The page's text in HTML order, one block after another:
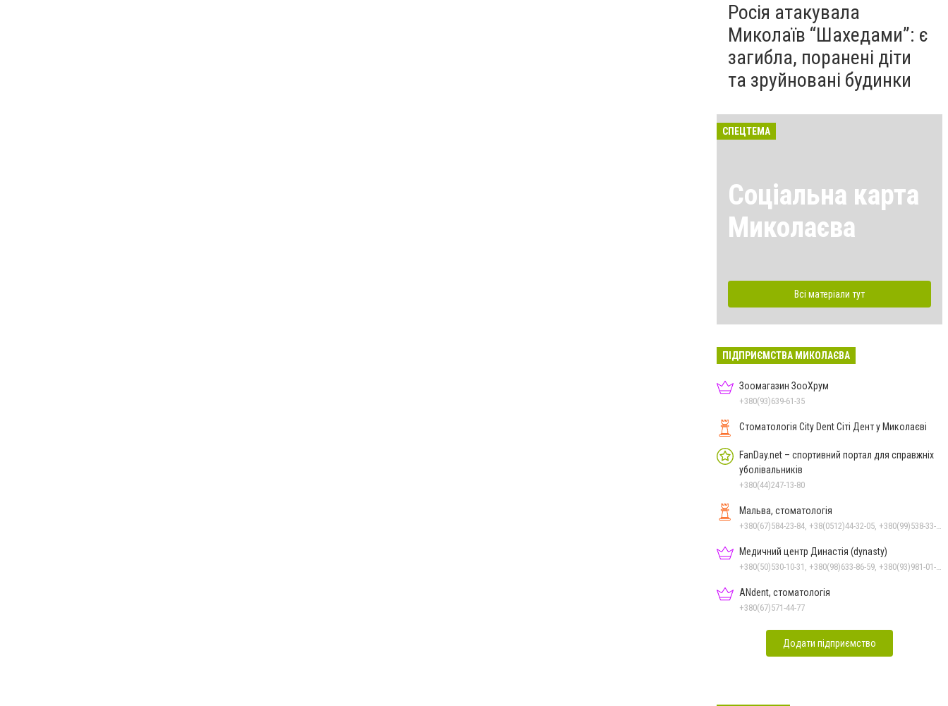
Росія атакувала
Миколаїв “Шахедами”: є
загибла, поранені діти
та зруйновані будинки
СПЕЦТЕМА
Соціальна карта
Миколаєва
Всі матеріали тут
ПІДПРИЄМСТВА МИКОЛАЄВА
Зоомагазин ЗооХрум
+380(93)639-61-35
Стоматологія City Dent Сіті Дент у Миколаєві
FanDay.net – спортивний портал для справжніх
уболівальників
+380(44)247-13-80
Мальва, стоматологія
Медичний центр Династія (dynasty)
ANdent, стоматологія
+380(67)571-44-77
Додати підприємство